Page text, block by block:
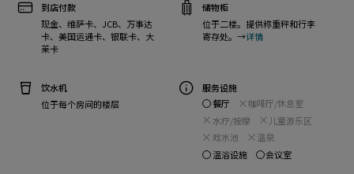
到店付款
现金、维萨卡、JCB、万事达
卡、美国运通卡、银联卡、大
莱卡
储物柜
位于二楼。提供称重秤和行李
寄存处。→详情
饮水机
位于每个房间的楼层
服务设施
餐厅
咖啡厅/休息室
水疗/按摩
儿童游乐区
戏水池
温泉
温浴设施
会议室